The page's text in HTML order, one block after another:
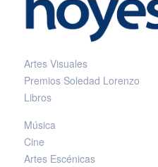
Artes Visuales
Premios Soledad Lorenzo
Libros
Música
Cine
Artes Escénicas